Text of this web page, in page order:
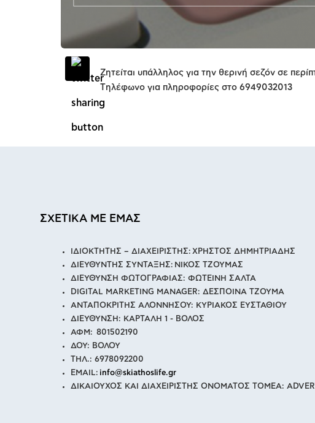
Ζητείται υπάλληλος για την θερινή σεζόν σε
Tηλέφωνο για πληροφορίες στο 6949032013
ΣΧΕΤΙΚΑ ΜΕ ΕΜΑΣ
ΙΔΙΟΚΤΗΤΗΣ – ΔΙΑΧΕΙΡΙΣΤΗΣ: ΧΡΗΣΤΟΣ ΔΗΜΗΤΡΙΑΔΗΣ
ΔΙΕΥΘΥΝΤΗΣ ΣΥΝΤΑΞΗΣ: ΝΙΚΟΣ ΤΖΟΥΜΑΣ
ΔΙΕΥΘΥΝΣΗ ΦΩΤΟΓΡΑΦΙΑΣ: ΦΩΤΕΙΝΗ ΣΑΛΤΑ
DIGITAL MARKETING MANAGER: ΔΕΣΠΟΙΝΑ ΤΖΟΥΜΑ
ΑΝΤΑΠΟΚΡΙΤΗΣ ΑΛΟΝΝΗΣΟΥ: ΚΥΡΙΑΚΟΣ ΕΥΣΤΑΘΙΟΥ
ΔΙΕΥΘΥΝΣΗ: ΚΑΡΤΑΛΗ 1 - ΒΟΛΟΣ
ΑΦΜ: 801502190
ΔΟΥ: ΒΟΛΟΥ
ΤΗΛ.: 6978092200
EMAIL: info@skiathoslife.gr
ΔΙΚΑΙΟΥΧΟΣ ΚΑΙ ΔΙΑΧΕΙΡΙΣΤΗΣ ΟΝΟΜΑΤΟΣ ΤΟΜΕΑ: